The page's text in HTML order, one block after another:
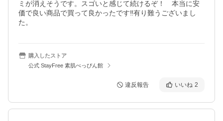
ミが消えそうです。スゴいと感じて続けるぞ！　本当に安
価で良い商品で買って良かったです‼️有り難うございまし
た。
購入したストア
公式 StayFree 素肌べっぴん館
違反報告 いいね 2